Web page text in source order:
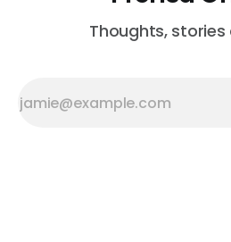
Thoughts, stories